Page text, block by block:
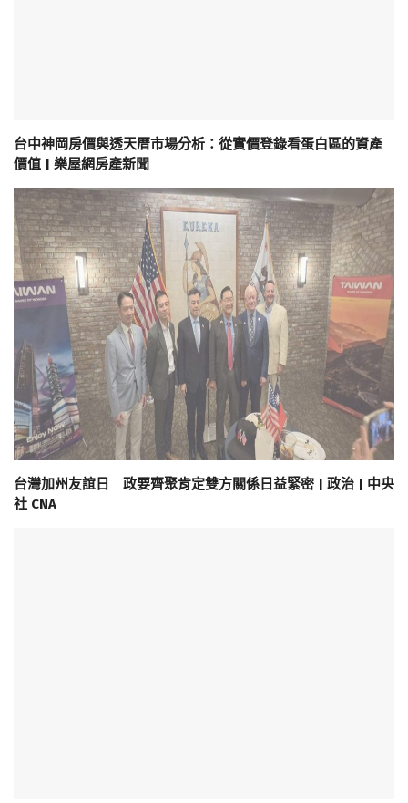
台中神岡房價與透天厝市場分析：從實價登錄看蛋白區的資產
價值 | 樂屋網房產新聞
台灣加州友誼日 政要齊聚肯定雙方關係日益緊密 | 政治 | 中央
社 CNA